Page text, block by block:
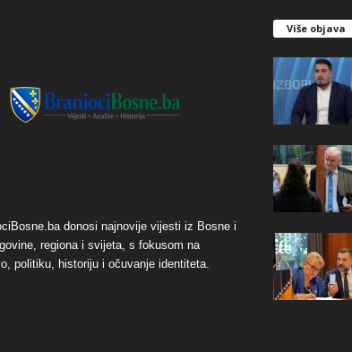
donosi najnovije vijesti iz Bosne i
regiona i svijeta, s fokusom na
politiku, historiju i očuvanje identiteta.
Više objava